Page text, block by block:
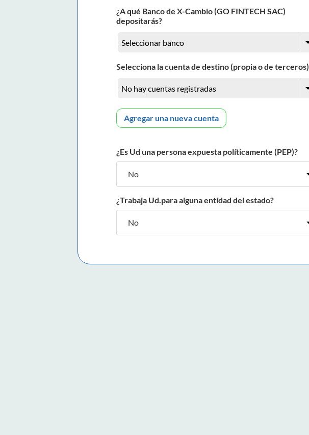
¿A qué Banco de X-Cambio (GO FINTECH SAC)
depositarás?
Selecciona la cuenta de destino (propia o de terceros)
Agregar una nueva cuenta
¿Es Ud una persona expuesta políticamente (PEP)?
¿Trabaja Ud.para alguna entidad del estado?